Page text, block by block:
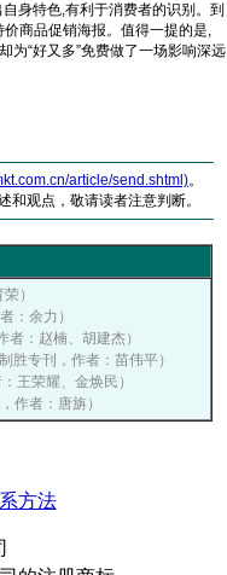
身特色,有利于消费者的识别。到
价商品促销海报。值得一提的是,
为“好又多”免费做了一场影响深远
article/send.shtml)。
观点，敬请读者注意判断。
）
：余力）
：赵楠、胡建杰）
胜专刊，作者：苗伟平）
王荣耀、金焕民）
作者：唐旃）
方法